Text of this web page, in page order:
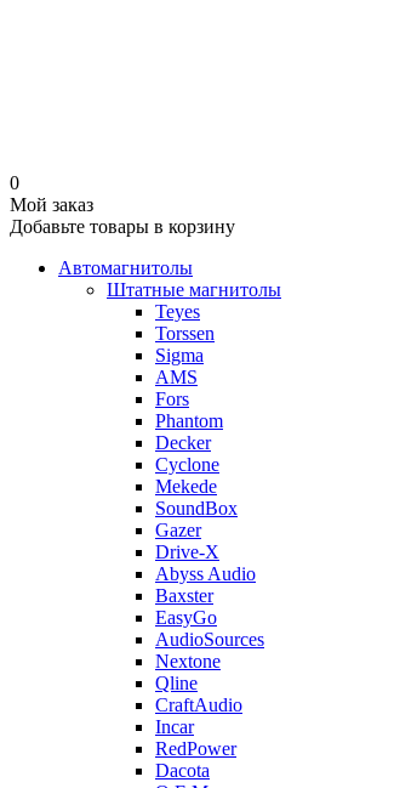
0
Мой заказ
Добавьте товары в корзину
Автомагнитолы
Штатные магнитолы
Teyes
Torssen
Sigma
AMS
Fors
Phantom
Decker
Cyclone
Mekede
SoundBox
Gazer
Drive-X
Abyss Audio
Baxster
EasyGo
AudioSources
Nextone
Qline
CraftAudio
Incar
RedPower
Dacota